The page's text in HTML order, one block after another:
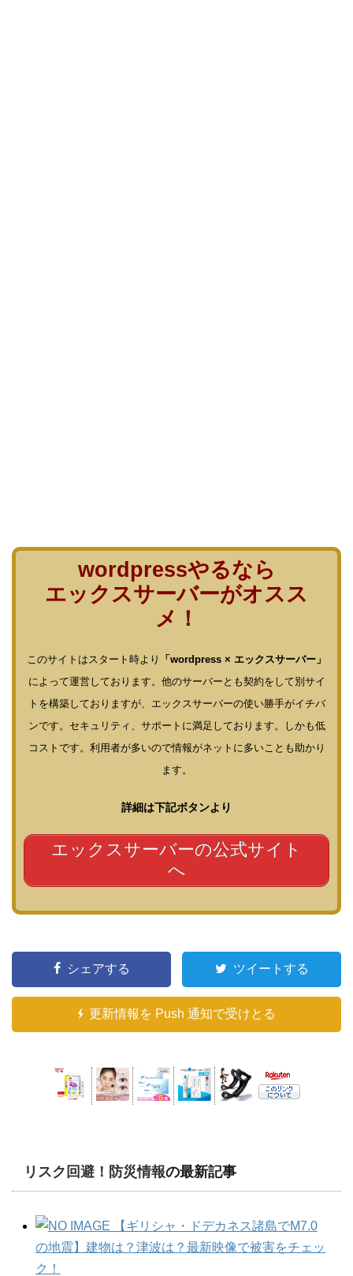
wordpressやるなら
エックスサーバーがオスス
メ！
このサイトはスタート時より
「wordpress × エックスサーバー」
によって運営しております。他のサーバーとも契約をして別サイ
トを構築しておりますが、エックスサーバーの使い勝手がイチバ
ンです。セキュリティ、サポートに満足しております。しかも低
コストです。利用者が多いので情報がネットに多いことも助かり
ます。
詳細は下記ボタンより
エックスサーバーの公式サイト
へ
シェアする ツイートする
更新情報を Push 通知で受けとる
リスク回避！防災情報の最新記事
【ギリシャ・ドデカネス諸島でM7.0
の地震】建物は？津波は？最新映像で被害をチェッ
ク！